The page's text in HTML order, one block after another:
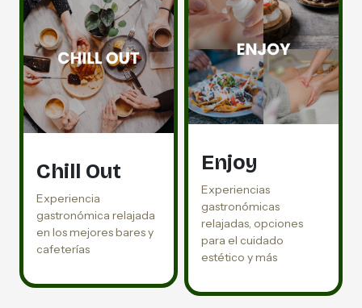
Chill Out
Experiencia
gastronómica relajada
en los mejores bares y
cafeterías
Enjoy
Experiencias
gastronómicas
relajadas, opciones
para el cuidado
estético y más